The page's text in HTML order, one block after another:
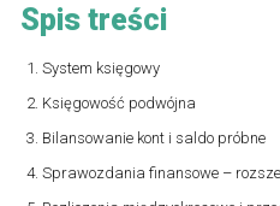
Spis treści
System księgowy
Księgowość podwójna
Bilansowanie kont i saldo próbne
Sprawozdania finansowe –